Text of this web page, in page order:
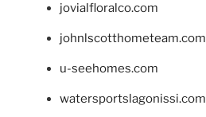
jovialfloralco.com
johnlscotthometeam.com
u-seehomes.com
watersportslagonissi.com